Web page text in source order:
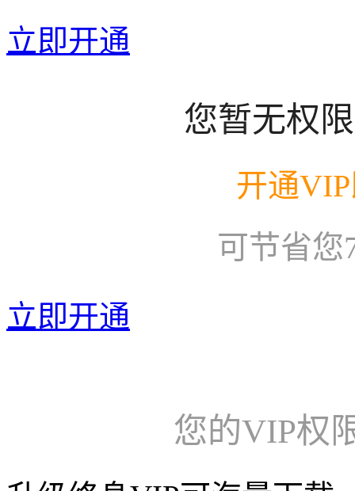
立即开通
您暂无权
开通
可节省您
立即开通
您的VIP权